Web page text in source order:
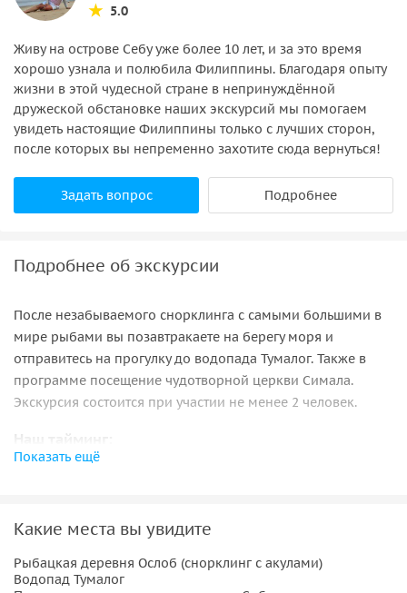
5.0
Живу на острове Себу уже более 10 лет, и за это время
хорошо узнала и полюбила Филиппины. Благодаря опыту
жизни в этой чудесной стране в непринуждённой
дружеской обстановке наших экскурсий мы помогаем
увидеть настоящие Филиппины только с лучших сторон,
после которых вы непременно захотите сюда вернуться!
Задать вопрос Подробнее
Подробнее об экскурсии
После незабываемого снорклинга с самыми большими в
мире рыбами вы позавтракаете на берегу моря и
отправитесь на прогулку до водопада Тумалог. Также в
программе посещение чудотворной церкви Симала.
Экскурсия состоится при участии не менее 2 человек.
Наш тайминг:
• 9:00-10:00 Посещение водопада Тумалог;
• 10:00 Выезд в Сибонга;
Показать ещё
Какие места вы увидите
Рыбацкая деревня Ослоб (снорклинг с акулами)
Водопад Тумалог